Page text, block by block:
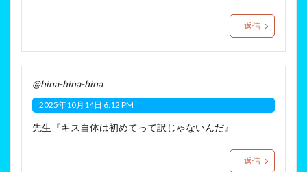
返信
@hina-hina-hina
2025年10月14日 6:12 PM
先生『キス自体は初めてって訳じゃないんだ』
返信